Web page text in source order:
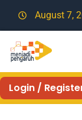
August 7,
Login /